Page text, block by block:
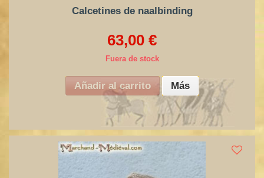
Calcetines de naalbinding
63,00 €
Fuera de stock
Añadir al carrito Más